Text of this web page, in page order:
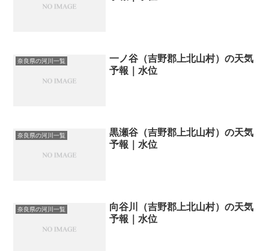
奈良県の河川一覧
一ノ谷（吉野郡上北山村）の天気
予報｜水位
奈良県の河川一覧
黒瀬谷（吉野郡上北山村）の天気
予報｜水位
奈良県の河川一覧
向谷川（吉野郡上北山村）の天気
予報｜水位